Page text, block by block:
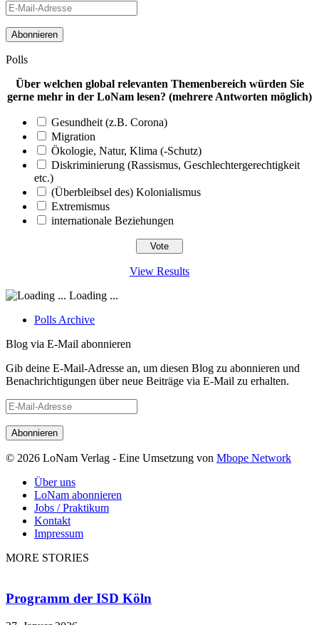
E-
Adresse
Polls
Über welchen global relevanten Themenbereich würden Sie
gerne mehr in der LoNam lesen? (mehrere Antworten möglich)
Gesundheit (z.B. Corona)
Migration
Ökologie, Natur, Klima (-Schutz)
Diskriminierung (Rassismus, Geschlechtergerechtigkeit
etc.)
(Überbleibsel des) Kolonialismus
Extremismus
internationale Beziehungen
View Results
Loading ...
Polls Archive
Blog via E-Mail abonnieren
Gib deine E-Mail-Adresse an, um diesen Blog zu abonnieren und
Benachrichtigungen über neue Beiträge via E-Mail zu erhalten.
E-
Adresse
© 2026 LoNam Verlag - Eine Umsetzung von Mbope Network
Über uns
LoNam abonnieren
Jobs / Praktikum
Kontakt
Impressum
MORE STORIES
Programm der ISD Köln